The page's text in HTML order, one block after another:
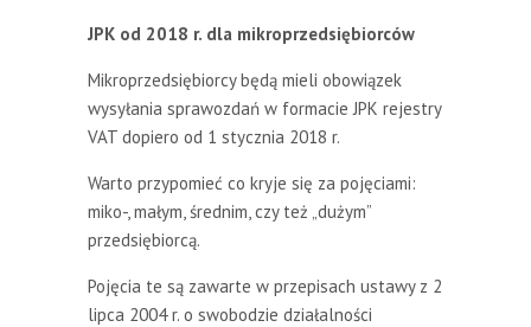
JPK od 2018 r. dla mikroprzedsiębiorców
Mikroprzedsiębiorcy będą mieli obowiązek
wysyłania sprawozdań w formacie JPK rejestry
VAT dopiero od 1 stycznia 2018 r.
Warto przypomieć co kryje się za pojęciami:
miko-, małym, średnim, czy też „dużym”
przedsiębiorcą.
Pojęcia te są zawarte w przepisach ustawy z 2
lipca 2004 r. o swobodzie działalności